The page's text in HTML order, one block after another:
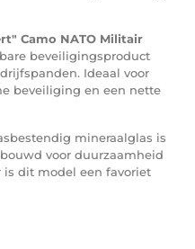
Camo NATO Militair
beveiligingsproduct
Ideaal voor
beveiliging en een nette
mineraalglas is
voor duurzaamheid
dit model een favoriet